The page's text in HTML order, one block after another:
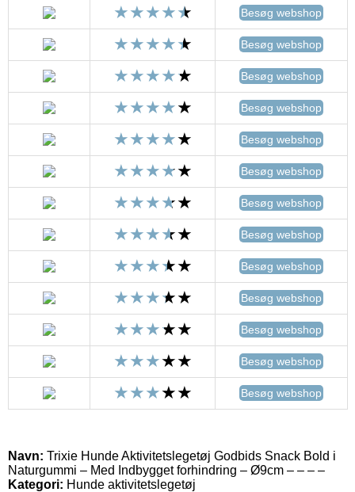
Besøg webshop
Besøg webshop
Besøg webshop
Besøg webshop
Besøg webshop
Besøg webshop
Besøg webshop
Besøg webshop
Besøg webshop
Besøg webshop
Besøg webshop
Besøg webshop
Besøg webshop
Navn: Trixie Hunde Aktivitetslegetøj Godbids Snack Bold i
Naturgummi – Med Indbygget forhindring – Ø9cm – – – –
Kategori: Hunde aktivitetslegetøj